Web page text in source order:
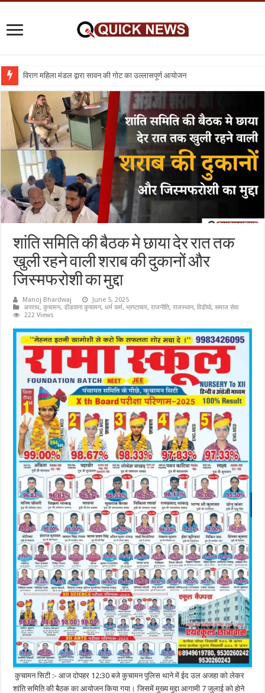
विराग महिला मंडल द्वारा सावन की गोट का उल्लासपूर्ण आयोजन
शिक्षा का व्यवसायीकरण क्यों : तो क्या निजी विद्यालय बंद कर दिए जाए
शांति समिति की बैठक मे छाया देर रात तक
खुली रहने वाली शराब की दुकानों और
जिस्मफरोशी का मुद्दा
Manoj Bhardwaj
June 5, 2025
अपराध,कुचामन,डीडवाना कुचामन,धर्म कर्म,भ्रष्टाचार,राजनीति,राजस्थान,विडीयो,समाज सेवा
222 Views
कुचामन सिटी :- आज दोपहर 12:30 बजे कुचामन पुलिस थाने में ईद उल अजहा को लेकर
शांति समिति की बैठक का आयोजन किया गया। जिसमें मुख्य मुद्दा आगामी 7 जुलाई को होने